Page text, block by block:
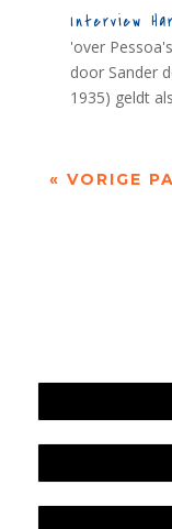
Interview
'over
door Sander
1935) geldt
« VORIGE